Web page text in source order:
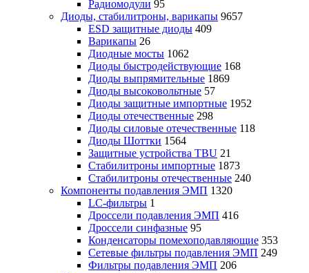
Радиомодули 95
Диоды, стабилитроны, варикапы 9657
ESD защитные диоды 409
Варикапы 26
Диодные мосты 1062
Диоды быстродействующие 168
Диоды выпрямительные 1869
Диоды высоковольтные 57
Диоды защитные импортные 1952
Диоды отечественные 298
Диоды силовые отечественные 118
Диоды Шоттки 1564
Защитные устройства TBU 21
Стабилитроны импортные 1873
Стабилитроны отечественные 240
Компоненты подавления ЭМП 1320
LC-фильтры 1
Дроссели подавления ЭМП 416
Дроссели синфазные 95
Конденсаторы помехоподавляющие 353
Сетевые фильтры подавления ЭМП 249
Фильтры подавления ЭМП 206